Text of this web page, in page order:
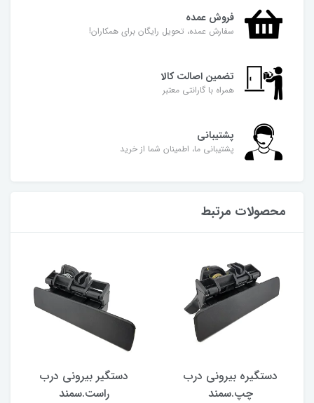
فروش عمده
سفارش عمده، تحویل رایگان برای همکاران!
تضمین اصالت کالا
همراه با گارانتی معتبر
پشتیبانی
پشتیبانی ما، اطمینان شما از خرید
محصولات مرتبط
دستگیره بیرونی درب
چپ.سمند
دستگیر بیرونی درب
راست.سمند